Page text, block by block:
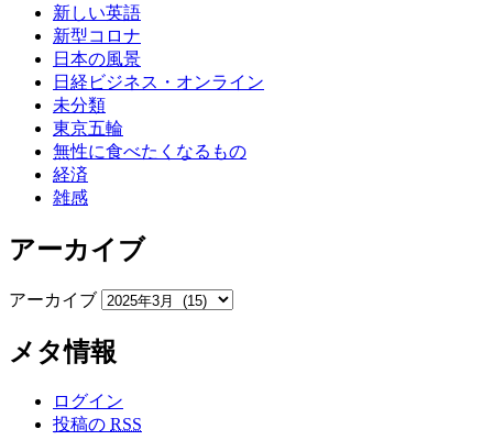
新しい英語
新型コロナ
日本の風景
日経ビジネス・オンライン
未分類
東京五輪
無性に食べたくなるもの
経済
雑感
アーカイブ
アーカイブ
メタ情報
ログイン
投稿の RSS